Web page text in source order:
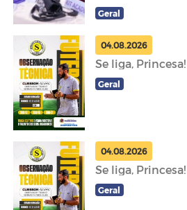
Geral
04.08.2026
Se liga, Princesa!
Geral
04.08.2026
Se liga, Princesa!
Geral